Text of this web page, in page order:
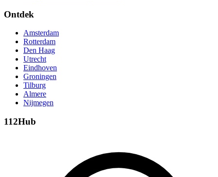
Ontdek
Amsterdam
Rotterdam
Den Haag
Utrecht
Eindhoven
Groningen
Tilburg
Almere
Nijmegen
112Hub